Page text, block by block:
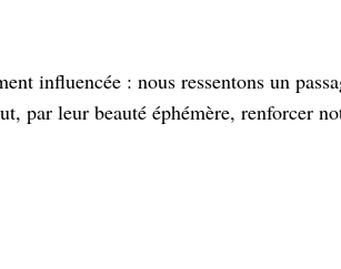
influencée : nous ressentons un
par leur beauté éphémère, renforcer